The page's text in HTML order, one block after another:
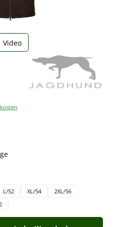
Video
L/52 XL/54
2XL/56
Wert ein oder benutze die